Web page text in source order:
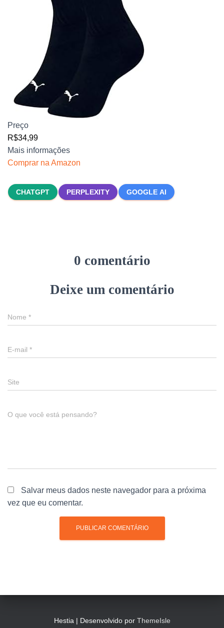
Preço
R$34,99
Mais informações
Comprar na Amazon
CHATGPT PERPLEXITY GOOGLE AI
0 comentário
Deixe um comentário
Nome *
E-mail *
Site
O que você está pensando?
Salvar meus dados neste navegador para a próxima
vez que eu comentar.
Hestia | Desenvolvido por ThemeIsle